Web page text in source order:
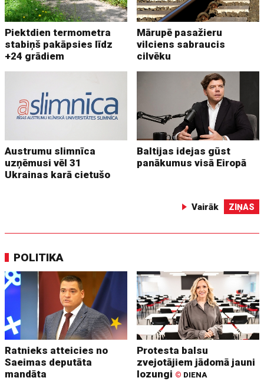
Piektdien termometra
stabiņš pakāpsies līdz
+24 grādiem
Mārupē pasažieru
vilciens sabraucis
cilvēku
Austrumu slimnīca
uzņēmusi vēl 31
Ukrainas karā cietušo
Baltijas idejas gūst
panākumus visā Eiropā
Vairāk ZIŅAS
POLITIKA
Ratnieks atteicies no
Saeimas deputāta
mandāta
Protesta balsu
zvejotājiem jādomā jauni
lozungi © DIENA